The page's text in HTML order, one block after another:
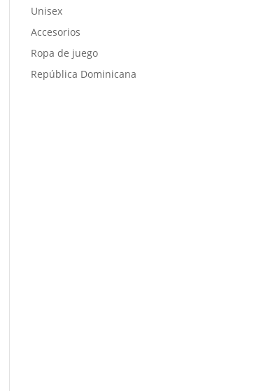
Unisex
Accesorios
Ropa de juego
República Dominicana